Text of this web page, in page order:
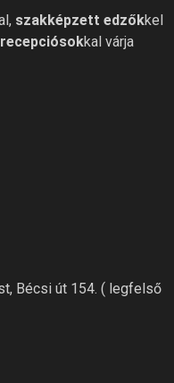
szakképzett edzőkkel
kal várja
Bécsi út 154. ( legfelső